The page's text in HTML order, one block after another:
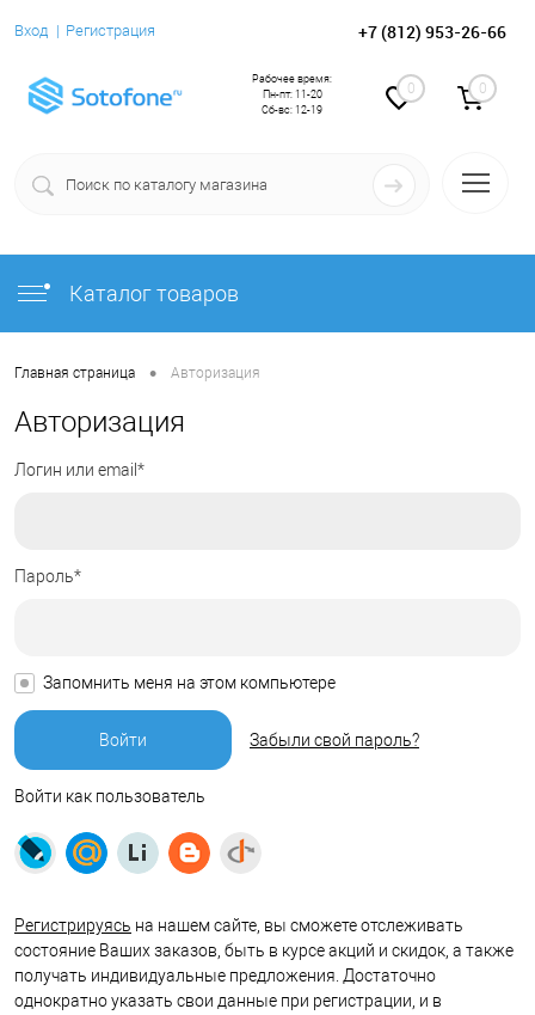
Вход Регистрация +7 (812) 953-26-66
0 0
Рабочее время:
Пн-пт: 11-20
Сб-вс: 12-19
Каталог товаров
Главная страница • Авторизация
Авторизация
Логин или email*
Пароль*
Запомнить меня на этом компьютере
Забыли свой пароль?
Войти как пользователь
Регистрируясь на нашем сайте, вы сможете отслеживать
состояние Ваших заказов, быть в курсе акций и скидок, а также
получать индивидуальные предложения. Достаточно
однократно указать свои данные при регистрации, и в